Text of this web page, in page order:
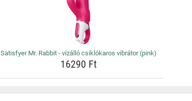
Satisfyer Mr. Rabbit - vízálló csiklókaros vibrátor (pink)
16290 Ft